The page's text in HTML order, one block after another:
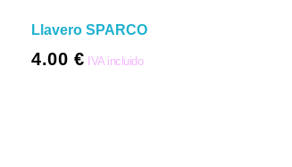
Llavero SPARCO
4.00 € IVA incluido